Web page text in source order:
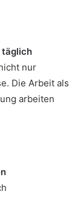
täglich
nur
Die Arbeit als
arbeiten